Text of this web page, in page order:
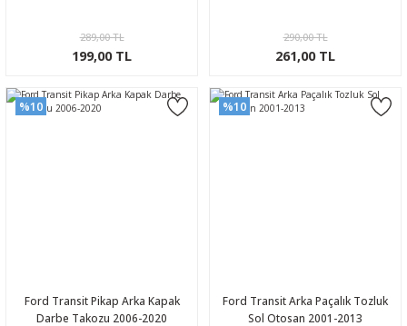
289,00 TL
199,00 TL
290,00 TL
261,00 TL
%10
Ford Transit Pikap Arka Kapak
Darbe Takozu 2006-2020
%10
Ford Transit Arka Paçalık Tozluk
Sol Otosan 2001-2013